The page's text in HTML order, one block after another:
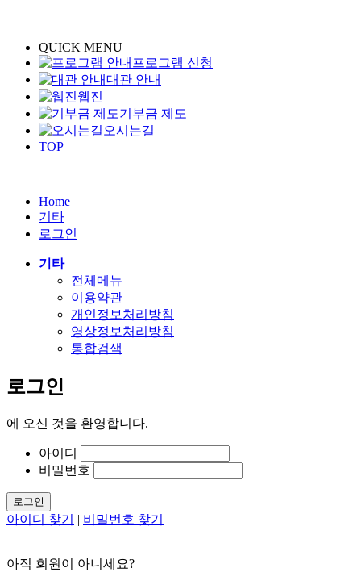
QUICK MENU
프로그램 신청
대관 안내
웹진
기부금 제도
오시는길
TOP
Home
기타
로그인
기타
전체메뉴
이용약관
개인정보처리방침
영상정보처리방침
통합검색
로그인
에 오신 것을 환영합니다.
아이디
비밀번호
로그인
아이디 찾기 | 비밀번호 찾기
아직 회원이 아니세요?